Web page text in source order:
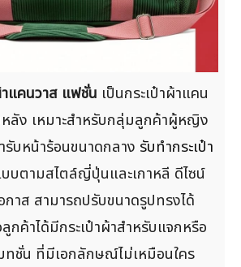
าแคนวาส แฟชั่น เป็นกระเป๋าผ้าแคน
ลัง เหมาะสำหรับกลุ่มลูกค้าผู้หญิง
รับหน้าร้อนขนาดกลาง รับทำกระเป๋า
บตามสไตล์ญี่ปุ่นและเกาหลี ดีไซน์
กาส สามารถปรับขนาดรูปทรงได้
กค้าได้มีกระเป๋าผ้าสำหรับแจกหรือ
ทชั่น ที่มีเอกลักษณ์ไม่เหมือนใคร